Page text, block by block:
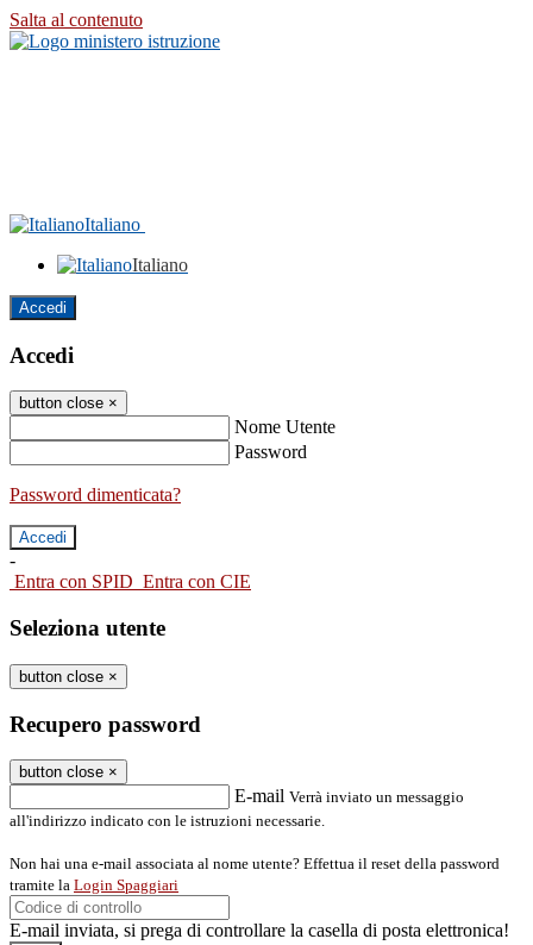
Salta al contenuto
Italiano
Italiano
Accedi
Accedi
button close ×
Nome Utente
Password
Password dimenticata?
-
Entra con SPID Entra con CIE
Seleziona utente
button close ×
Recupero password
button close ×
E-mail Verrà inviato un messaggio
all'indirizzo indicato con le istruzioni necessarie.
Non hai una e-mail associata al nome utente? Effettua il reset della password
tramite la Login Spaggiari
E-mail inviata, si prega di controllare la casella di posta elettronica!